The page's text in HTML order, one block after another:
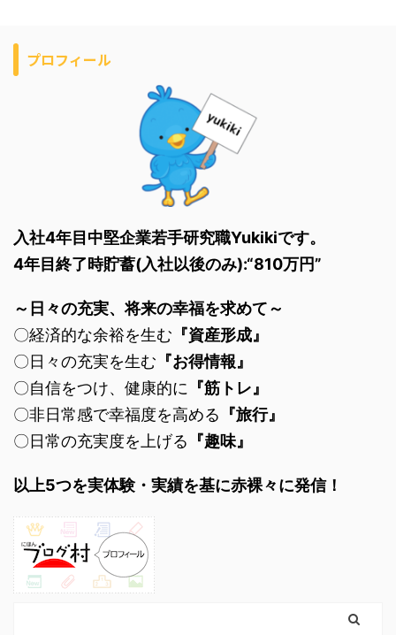
プロフィール
入社4年目中堅企業若手研究職Yukikiです。
4年目終了時貯蓄(入社以後のみ):“810万円”
～日々の充実、将来の幸福を求めて～
〇経済的な余裕を生む 『資産形成』
〇日々の充実を生む 『お得情報』
〇自信をつけ、健康的に 『筋トレ』
〇非日常感で幸福度を高める 『旅行』
〇日常の充実度を上げる 『趣味』
以上5つを実体験・実績を基に赤裸々に発信！